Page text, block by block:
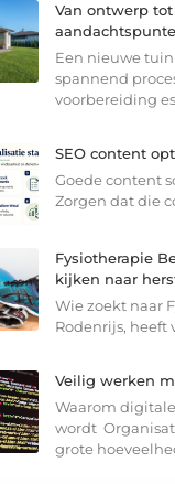
Van ontwerp
Een nieuwe
spannend
voorbereiding
SEO content
Goede content
Zorgen dat die
Fysiotherapie
kijken naar
Wie zoekt naar
Rodenrijs, heeft
Veilig werken
Waarom
wordt
grote